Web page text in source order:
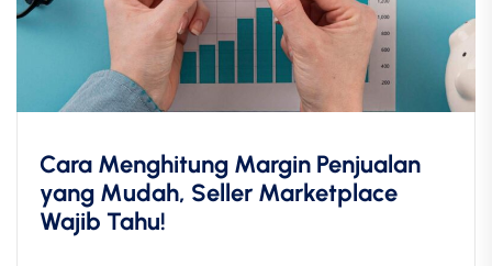
Cara Menghitung Margin Penjualan
yang Mudah, Seller Marketplace
Wajib Tahu!